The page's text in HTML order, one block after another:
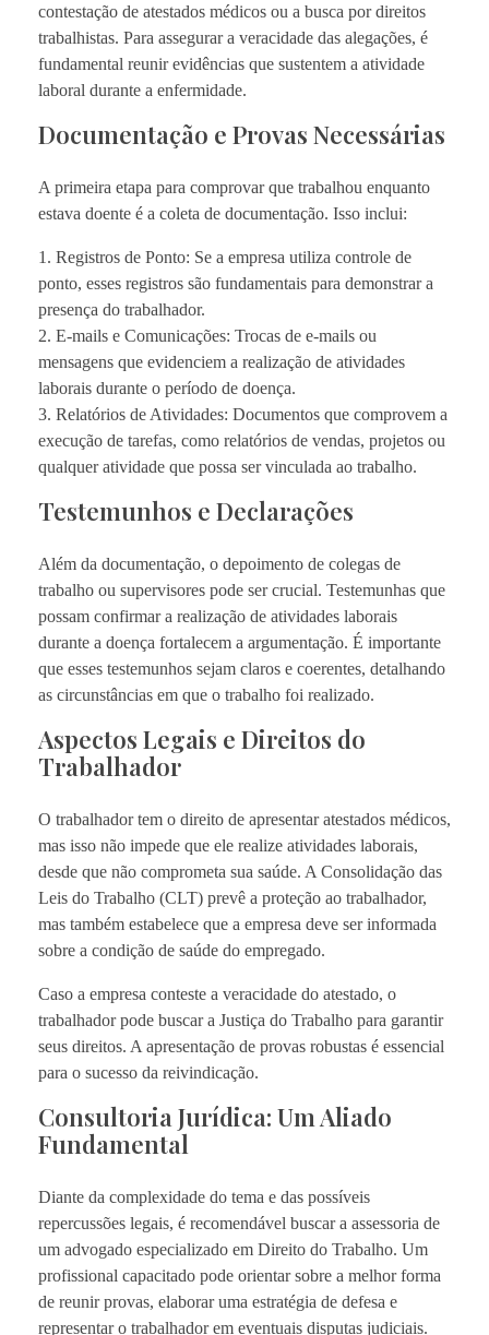
contestação de atestados médicos ou a busca por direitos
trabalhistas. Para assegurar a veracidade das alegações, é
fundamental reunir evidências que sustentem a atividade
laboral durante a enfermidade.
Documentação e Provas Necessárias
A primeira etapa para comprovar que trabalhou enquanto
estava doente é a coleta de documentação. Isso inclui:
1. Registros de Ponto: Se a empresa utiliza controle de
ponto, esses registros são fundamentais para demonstrar a
presença do trabalhador.
2. E-mails e Comunicações: Trocas de e-mails ou
mensagens que evidenciem a realização de atividades
laborais durante o período de doença.
3. Relatórios de Atividades: Documentos que comprovem a
execução de tarefas, como relatórios de vendas, projetos ou
qualquer atividade que possa ser vinculada ao trabalho.
Testemunhos e Declarações
Além da documentação, o depoimento de colegas de
trabalho ou supervisores pode ser crucial. Testemunhas que
possam confirmar a realização de atividades laborais
durante a doença fortalecem a argumentação. É importante
que esses testemunhos sejam claros e coerentes, detalhando
as circunstâncias em que o trabalho foi realizado.
Aspectos Legais e Direitos do
Trabalhador
O trabalhador tem o direito de apresentar atestados médicos,
mas isso não impede que ele realize atividades laborais,
desde que não comprometa sua saúde. A Consolidação das
Leis do Trabalho (CLT) prevê a proteção ao trabalhador,
mas também estabelece que a empresa deve ser informada
sobre a condição de saúde do empregado.
Caso a empresa conteste a veracidade do atestado, o
trabalhador pode buscar a Justiça do Trabalho para garantir
seus direitos. A apresentação de provas robustas é essencial
para o sucesso da reivindicação.
Consultoria Jurídica: Um Aliado
Fundamental
Diante da complexidade do tema e das possíveis
repercussões legais, é recomendável buscar a assessoria de
um advogado especializado em Direito do Trabalho. Um
profissional capacitado pode orientar sobre a melhor forma
de reunir provas, elaborar uma estratégia de defesa e
representar o trabalhador em eventuais disputas judiciais.